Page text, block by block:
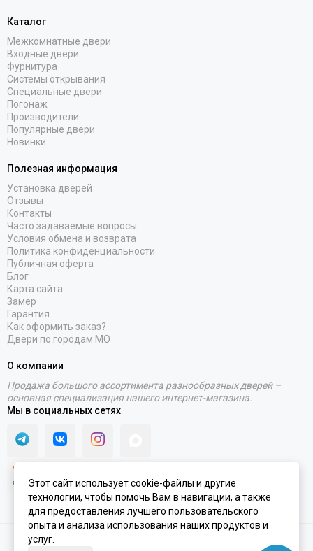
Каталог
Межкомнатные двери
Входные двери
Фурнитура
Системы открывания
Специальные двери
Погонаж
Производители
Популярные двери
Новинки
Полезная информация
Установка дверей
Отзывы
Контакты
Часто задаваемые вопросы
Условия обмена и возврата
Политика конфиденциальности
Публичная оферта
Блог
Карта сайта
Замер
Гарантия
Как оформить заказ?
Двери по городам МО
О компании
Продажа большого ассортимента разнообразных дверей –
основная специализация нашего интернет-магазина.
Мы в социальных сетях
2020 - 2026 © Интернет-магазин PORTALINI | ИП Колесников Антон
Этот сайт использует cookie-файлы и другие
технологии, чтобы помочь Вам в навигации, а также
для предоставления лучшего пользовательского
опыта и анализа использования наших продуктов и
услуг.